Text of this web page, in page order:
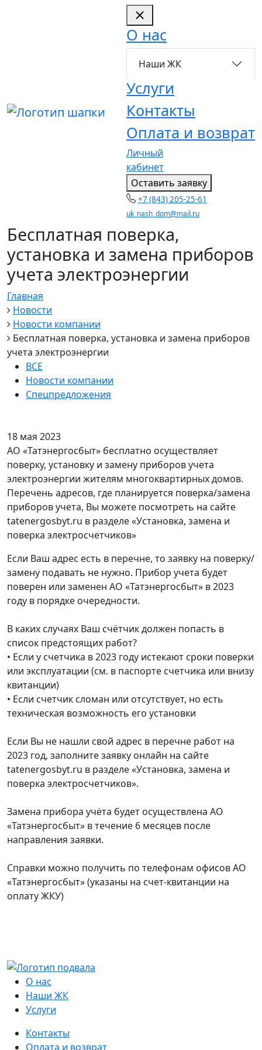
О нас
Наши ЖК
Услуги
Контакты
Оплата и возврат
Личный
кабинет
Оставить заявку
+7 (843) 205-25-61
uk_nash_dom@mail.ru
Бесплатная поверка,
установка и замена приборов
учета электроэнергии
Главная
Новости
Новости компании
Бесплатная поверка, установка и замена приборов
учета электроэнергии
ВСЕ
Новости компании
Спецпредложения
18 мая 2023
АО «Татэнергосбыт» бесплатно осуществляет
поверку, установку и замену приборов учета
электроэнергии жителям многоквартирных домов.
Перечень адресов, где планируется поверка/замена
приборов учета, Вы можете посмотреть на сайте
tatenergosbyt.ru в разделе «Установка, замена и
поверка электросчетчиков»
Если Ваш адрес есть в перечне, то заявку на поверку/
замену подавать не нужно. Прибор учета будет
поверен или заменен АО «Татэнергосбыт» в 2023
году в порядке очередности.
В каких случаях Ваш счётчик должен попасть в
список предстоящих работ?
• Если у счетчика в 2023 году истекают сроки поверки
или эксплуатации (см. в паспорте счетчика или внизу
квитанции)
• Если счетчик сломан или отсутствует, но есть
техническая возможность его установки
Если Вы не нашли свой адрес в перечне работ на
2023 год, заполните заявку онлайн на сайте
tatenergosbyt.ru в разделе «Установка, замена и
поверка электросчетчиков».
Замена прибора учёта будет осуществлена АО
«Татэнергосбыт» в течение 6 месяцев после
направления заявки.
Справки можно получить по телефонам офисов АО
«Татэнергосбыт» (указаны на счет-квитанции на
оплату ЖКУ)
О нас
Наши ЖК
Услуги
Контакты
Оплата и возврат